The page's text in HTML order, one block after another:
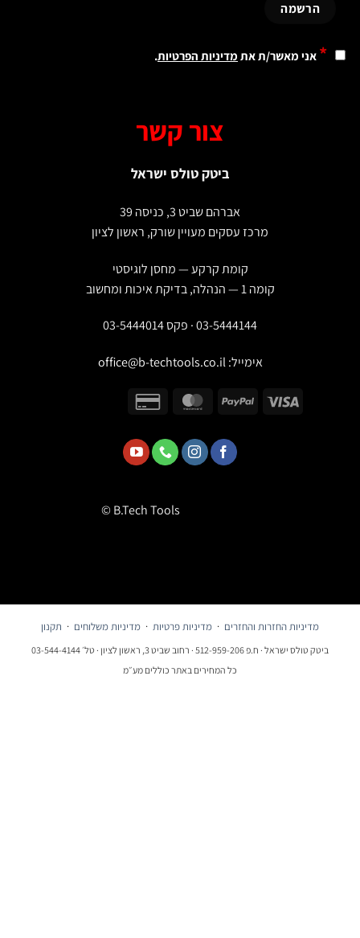
אני מאשר/ת אתמדיניות הפרטיות.
צור קשר
ביטק טולס ישראל
אברהם שביט 3, כניסה 39
מרכז עסקים מעויין שורק, ראשון לציון
קומת קרקע — מחסן לוגיסטי
03-5444144 · פקס 03-5444014
אימייל:office@b-techtools.co.il
© B.Tech Tools
מדיניות החזרות והחזרים ·מדיניות פרטיות·מדיניות משלוחים·תקנון
ביטק טולס ישראל · ח.פ 512-959-206 · רחוב שביט 3, ראשון לציון · טל׳ 03-544-4144
כל המחירים באתר כוללים מע״מ